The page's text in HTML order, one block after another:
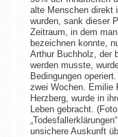
alte Menschen direkt
wurden, sank dieser
Zeitraum, in dem
bezeichnen konnte,
Arthur Buchholz, der
werden musste,
Bedingungen
zwei Wochen. Emilie
Herzberg, wurde in
Leben gebracht.
unsichere Auskunft